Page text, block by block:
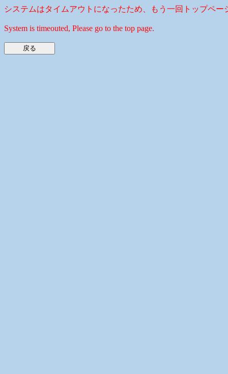
システムはタイムアウトになったため、もう一回トップペー
System is timeouted, Please go to the top page.